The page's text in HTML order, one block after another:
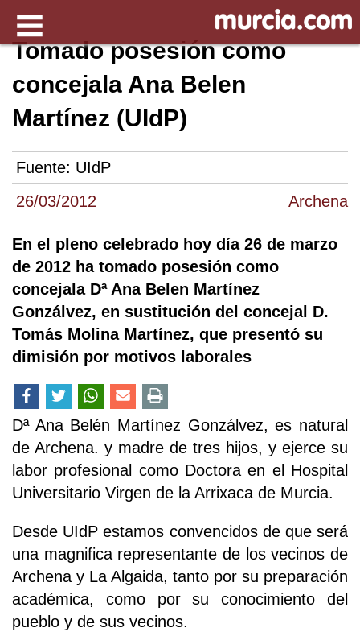
26/03/2012 Archena
Tomado posesión como
concejala Ana Belen
Martínez (UIdP)
Fuente: UIdP
En el pleno celebrado hoy día 26 de marzo
de 2012 ha tomado posesión como
concejala Dª Ana Belen Martínez
Gonzálvez, en sustitución del concejal D.
Tomás Molina Martínez, que presentó su
dimisión por motivos laborales
Dª Ana Belén Martínez Gonzálvez, es natural
de Archena. y madre de tres hijos, y ejerce su
labor profesional como Doctora en el Hospital
Universitario Virgen de la Arrixaca de Murcia.
Desde UIdP estamos convencidos de que será
una magnifica representante de los vecinos de
Archena y La Algaida, tanto por su preparación
académica, como por su conocimiento del
pueblo y de sus vecinos.